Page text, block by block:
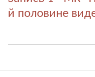
й половине